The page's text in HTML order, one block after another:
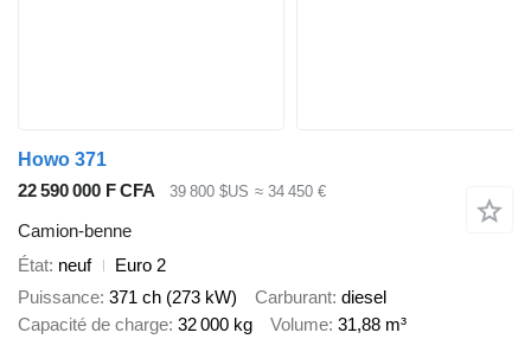
Howo 371
22 590 000 F CFA
39 800 $US ≈ 34 450 €
Camion-benne
État neuf
Euro 2
Puissance 371 ch (273 kW) Carburant diesel
Capacité de charge 32 000 kg Volume 31,88 m³